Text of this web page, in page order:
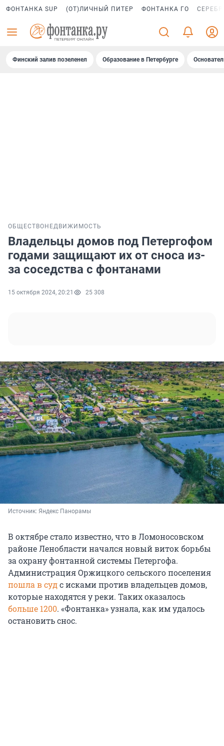
ФОНТАНКА SUP (ОТ)ЛИЧНЫЙ ПИТЕР ФОНТАНКА ГО
Финский залив позеленел Образование в Петербурге
ОБЩЕСТВО НЕДВИЖИМОСТЬ
Владельцы домов под Петергофом
годами защищают их от сноса из-
за соседства с фонтанами
15 октября 2024, 20:21 25 308
Источник: Яндекс Панорамы
В октябре стало известно, что в Ломоносовском
районе Ленобласти начался новый виток борьбы
за охрану фонтанной системы Петергофа.
Администрация Оржицкого сельского поселения
пошла в судс исками против владельцев домов,
которые находятся у реки. Таких оказалось
больше 1200. «Фонтанка» узнала, как им удалось
остановить снос.